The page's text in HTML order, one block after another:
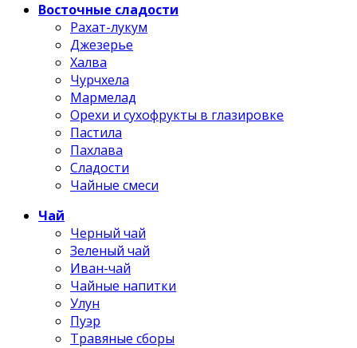
Восточные сладости
Рахат-лукум
Джезерье
Халва
Чурчхела
Мармелад
Орехи и сухофрукты в глазировке
Пастила
Пахлава
Сладости
Чайные смеси
Чай
Черный чай
Зеленый чай
Иван-чай
Чайные напитки
Улун
Пуэр
Травяные сборы